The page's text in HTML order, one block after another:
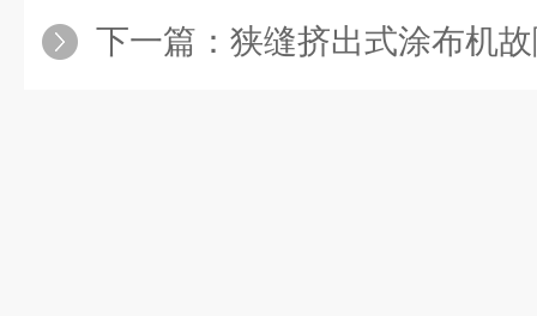
下一篇： 狭缝挤出式涂布机故障排除